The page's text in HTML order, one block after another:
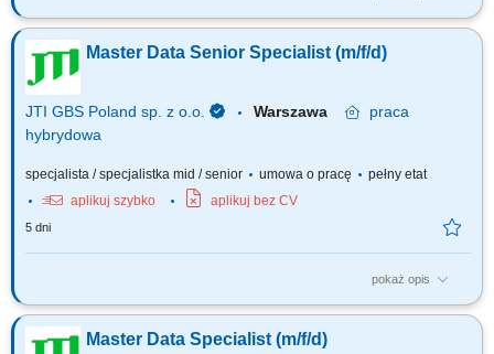
Role: 12 months contract About the role We are opening a new position to
join our team as a Master Data Senior Specialist focused on process
documentation in Signavio (business process modeling platform). Our
team plays a key role in centralizing data sources and streamlining
different data types...
Master Data Senior Specialist (m/f/d)
JTI GBS Poland sp. z o.o. Warszawa
praca
hybrydowa
specjalista / specjalistka mid / senior umowa o pracę
pełny etat
aplikuj szybko
aplikuj bez CV
5 dni
pokaż opis
Why does this role exist? The MD (Master Data) Senior Specialist role
supports efficient operations and high service standards within the Master
Data department. The role focuses on delivering quality services through
Master Data Specialist (m/f/d)